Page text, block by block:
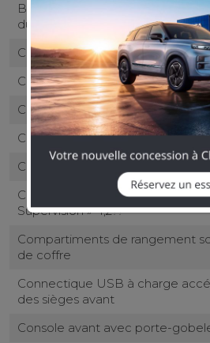
Bouclier avant couleur
du bouclier noir
Caméra de recul avec lignes de
Capteur de mouvements antivol
Capteur de pluie
Cintres intégrés au dos des
Climatisation automatique bi-zone
Combiné d?instrumentation avec
Supervision » 4,2??
Compartiments de rangement
de coffre
Connectique USB à charge
des sièges avant
Console avant avec porte-